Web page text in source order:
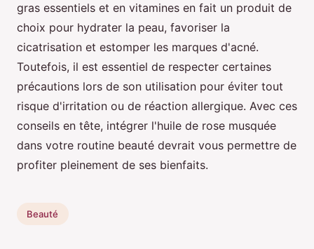
gras essentiels et en vitamines en fait un produit de
choix pour hydrater la peau, favoriser la
cicatrisation et estomper les marques d'acné.
Toutefois, il est essentiel de respecter certaines
précautions lors de son utilisation pour éviter tout
risque d'irritation ou de réaction allergique. Avec ces
conseils en tête, intégrer l'huile de rose musquée
dans votre routine beauté devrait vous permettre de
profiter pleinement de ses bienfaits.
Beauté